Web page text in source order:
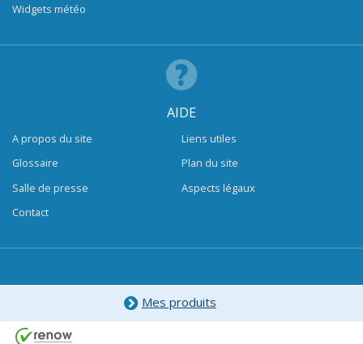
Widgets météo
AIDE
A propos du site
Glossaire
Salle de presse
Contact
Liens utiles
Plan du site
Aspects légaux
Mes produits